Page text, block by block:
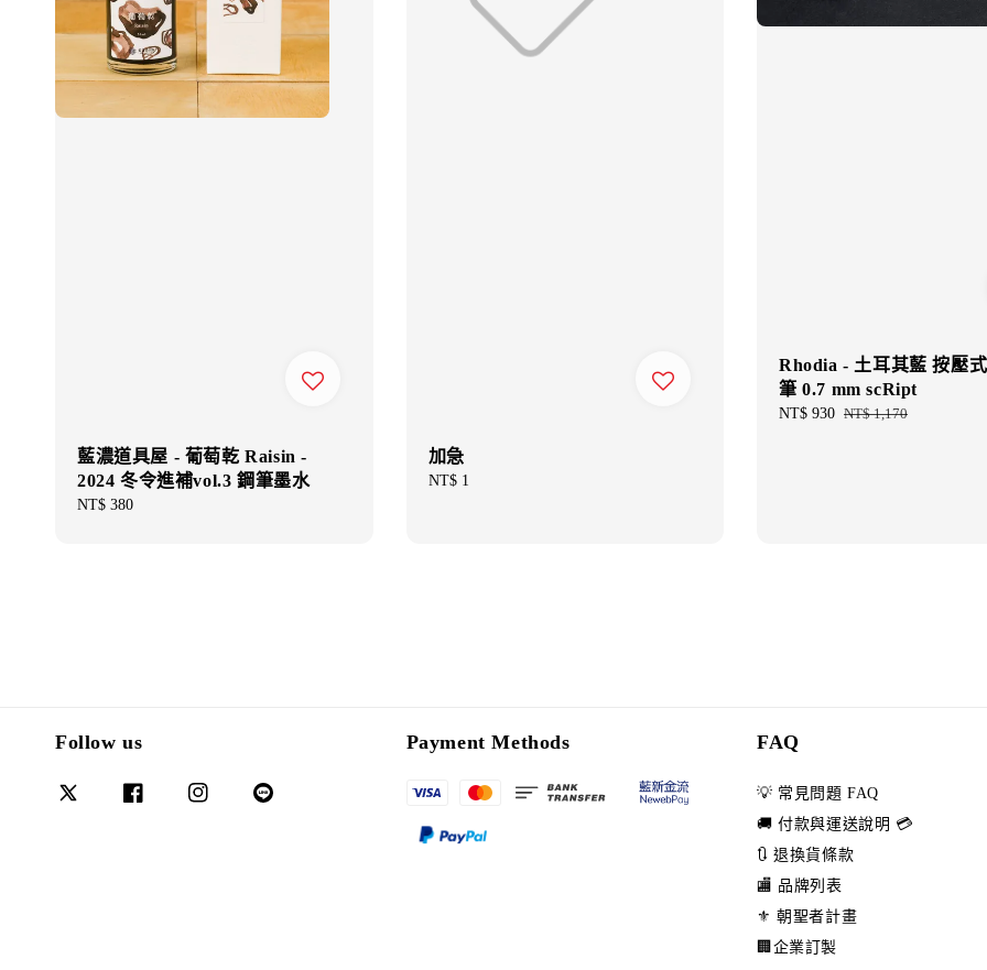
藍濃道具屋 - 葡萄乾 Raisin -
2024 冬令進補vol.3 鋼筆墨水
Regular
NT$ 380
加急
Regular
NT$ 1
Rhodia - 土耳其藍 按壓
筆 0.7 mm scRipt
Sale
NT$ 930 Regular
NT$ 1,170
Follow us Payment Methods FAQ
💡 常見問題 FAQ
🚚 付款與運送說明 💳
🔃 退換貨條款
🏬 品牌列表
⚜️ 朝聖者計畫
🏢企業訂製